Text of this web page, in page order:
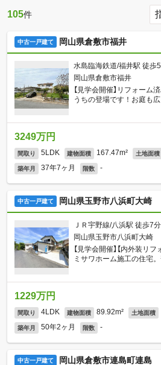
105件
中古一戸建て 岡山県倉敷市福井
水島臨海鉄道/福井駅 徒歩
岡山県倉敷市福井
【見学会開催】リフォーム
うちの登場です！お庭も広
3249万円
間取り 5LDK 建物面積 167.47m² 土地面積
築年月 37年7ヶ月 階数 -
中古一戸建て 岡山県玉野市八浜町大崎
ＪＲ宇野線/八浜駅 徒歩7分
岡山県玉野市八浜町大崎
【見学会開催】【内外装リフ
ミサワホーム施工の住宅
1229万円
間取り 4LDK 建物面積 89.92m² 土地面積
築年月 50年2ヶ月 階数 -
中古一戸建て 岡山県倉敷市連島町連島